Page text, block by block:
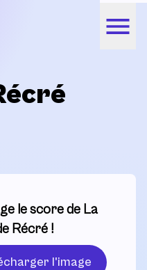
le score de La
Récré !
l'image